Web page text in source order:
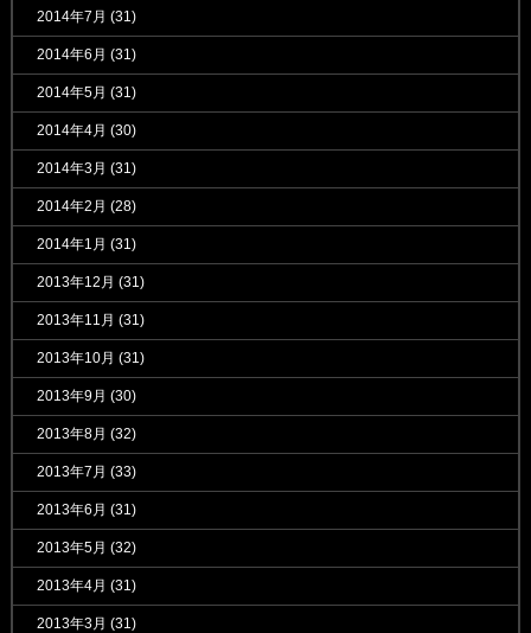
2014年7月 (31)
2014年6月 (31)
2014年5月 (31)
2014年4月 (30)
2014年3月 (31)
2014年2月 (28)
2014年1月 (31)
2013年12月 (31)
2013年11月 (31)
2013年10月 (31)
2013年9月 (30)
2013年8月 (32)
2013年7月 (33)
2013年6月 (31)
2013年5月 (32)
2013年4月 (31)
2013年3月 (31)